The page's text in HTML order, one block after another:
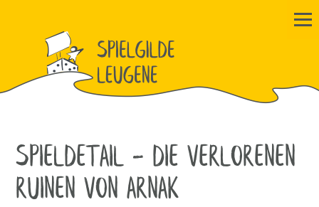
SPIELDETAIL - DIE VERLORENEN
RUINEN VON ARNAK